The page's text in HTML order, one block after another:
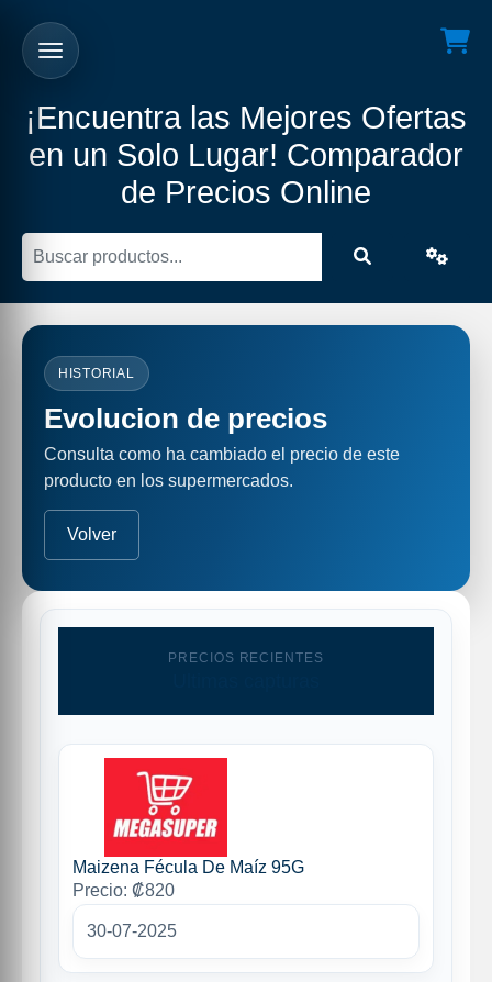
¡Encuentra las Mejores Ofertas
en un Solo Lugar! Comparador
de Precios Online
HISTORIAL
Evolucion de precios
Consulta como ha cambiado el precio de este
producto en los supermercados.
Volver
PRECIOS RECIENTES
Maizena Fécula De Maíz 95G
Precio: ₡820
30-07-2025